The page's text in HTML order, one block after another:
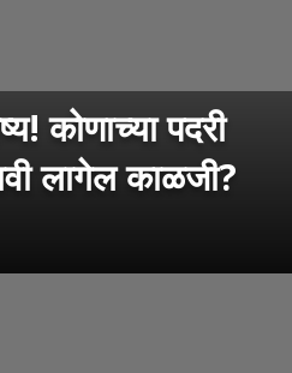
कोणाच्या पदरी
लागेल काळजी?